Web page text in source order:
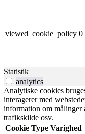
viewed_cookie_policy 0
Statistik
analytics
Analytiske cookies
interagerer med
information om målinger
trafikskilde osv.
Cookie Type Varighed